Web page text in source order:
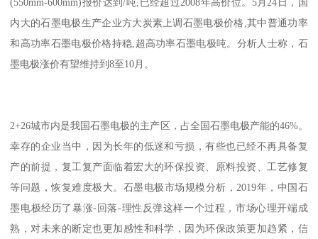
内大的石墨电极生产企业方大炭素上调石墨电极价格,其中普通功率
和高功率石墨电极价格持稳,超高功率石墨电极吨。分析人士称，石
墨电极涨价有望维持到8至10月。
2+26城市内是我国石墨电极的主产区，占全国石墨电极产能的46%。
幸存的企业当中，因为长年的低迷和亏损，有些也已经不再具备复
产的前提，复工复产面临着宏大的环保投资、原料投资、工艺修复
等问题，恢复难度极大。石墨电极市场规模分析，2019年，中国石
墨电极经历了暴涨-回落-理性反弹这样一个过程，市场心理开端成
熟，对未来的断定也更加感性和科学，因为环保政策更加趋紧，信